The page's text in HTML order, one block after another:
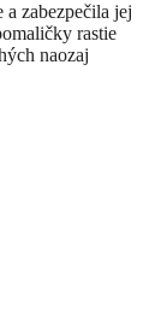
zabezpečila jej
rastie
naozaj